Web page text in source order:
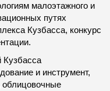
малоэтажного и
путях
Кузбасса, конкурс
Кузбасса
и инструмент,